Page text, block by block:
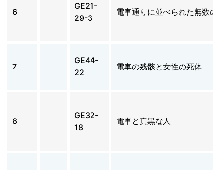
6
GE21-
29-3
電車通りに並べられた無数
7
GE44-
22
電車の残骸と女性の死体
8
GE32-
18
電車と真黒な人